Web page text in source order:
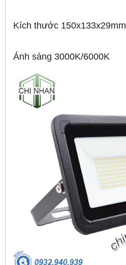
Kích thước 150x133x29mm
Ánh sáng 3000K/6000K